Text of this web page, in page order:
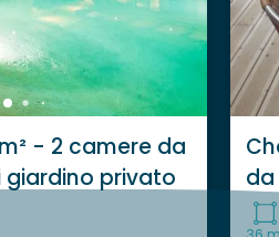
- 2 camere da
giardino privato